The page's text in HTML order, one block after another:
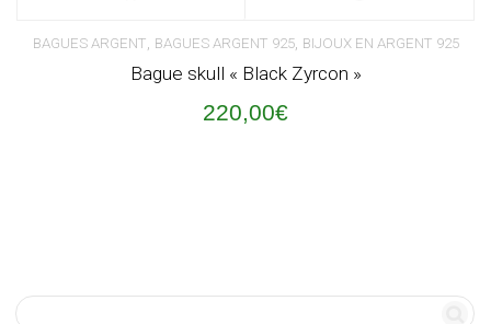
BAGUES ARGENT, BAGUES ARGENT 925, BIJOUX EN ARGENT 925
Bague skull « Black Zyrcon »
220,00€